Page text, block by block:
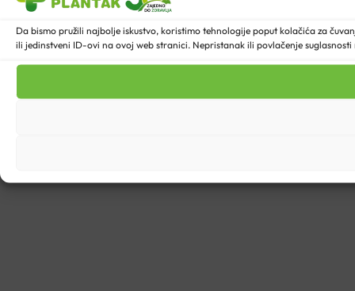
Da bismo pružili najbolje iskustvo, koristimo tehnologije poput kolačića za
ili jedinstveni ID-ovi na ovoj web stranici. Nepristanak ili povlačenje